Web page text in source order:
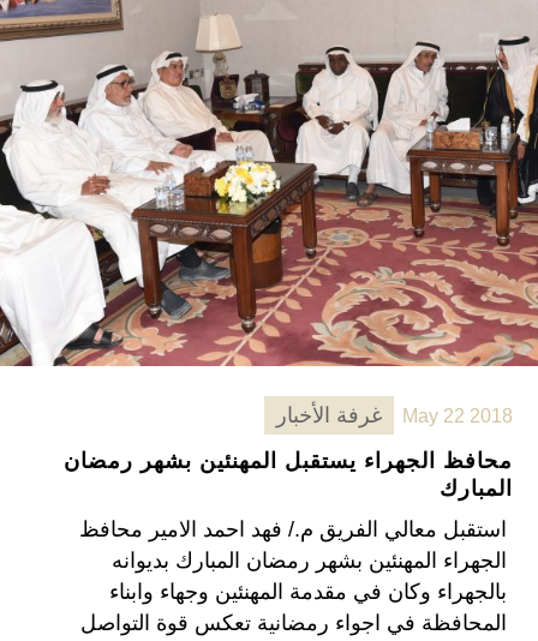
May 22 2018
غرفة الأخبار
محافظ الجهراء يستقبل المهنئين بشهر رمضان
المبارك
استقبل معالي الفريق م./ فهد احمد الامير محافظ
الجهراء المهنئين بشهر رمضان المبارك بديوانه
بالجهراء وكان في مقدمة المهنئين وجهاء وابناء
المحافظة في اجواء رمضانية تعكس قوة التواصل